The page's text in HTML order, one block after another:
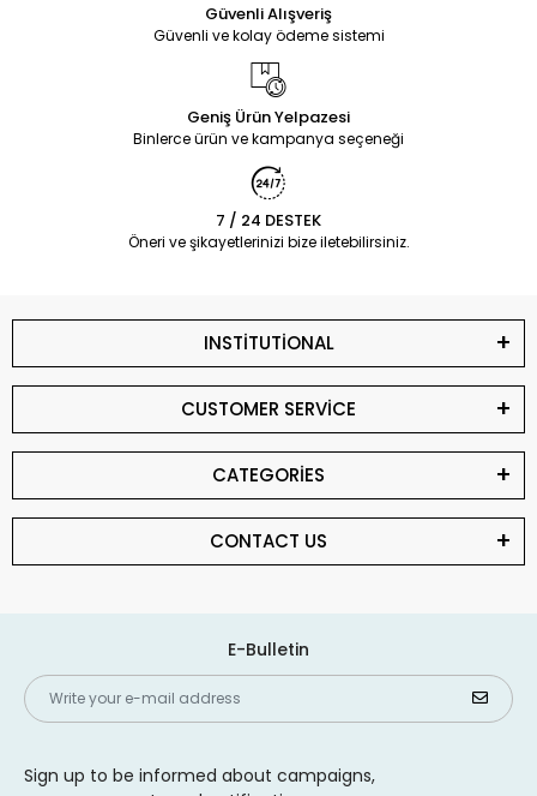
Güvenli Alışveriş
Güvenli ve kolay ödeme sistemi
Geniş Ürün Yelpazesi
Binlerce ürün ve kampanya seçeneği
7 / 24 DESTEK
Öneri ve şikayetlerinizi bize iletebilirsiniz.
INSTİTUTİONAL
CUSTOMER SERVİCE
CATEGORİES
CONTACT US
E-Bulletin
Sign up to be informed about campaigns,